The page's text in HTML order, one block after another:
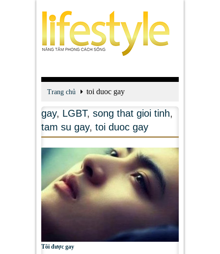
Trang chủ toi duoc gay
gay, LGBT, song that gioi tinh,
tam su gay, toi duoc gay
Tôi được gay